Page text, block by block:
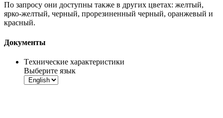
По запросу они доступны также в других цветах: желтый,
ярко-желтый, черный, прорезиненный черный, оранжевый и
красный.
Документы
Tехнические характеристики
Выберите язык